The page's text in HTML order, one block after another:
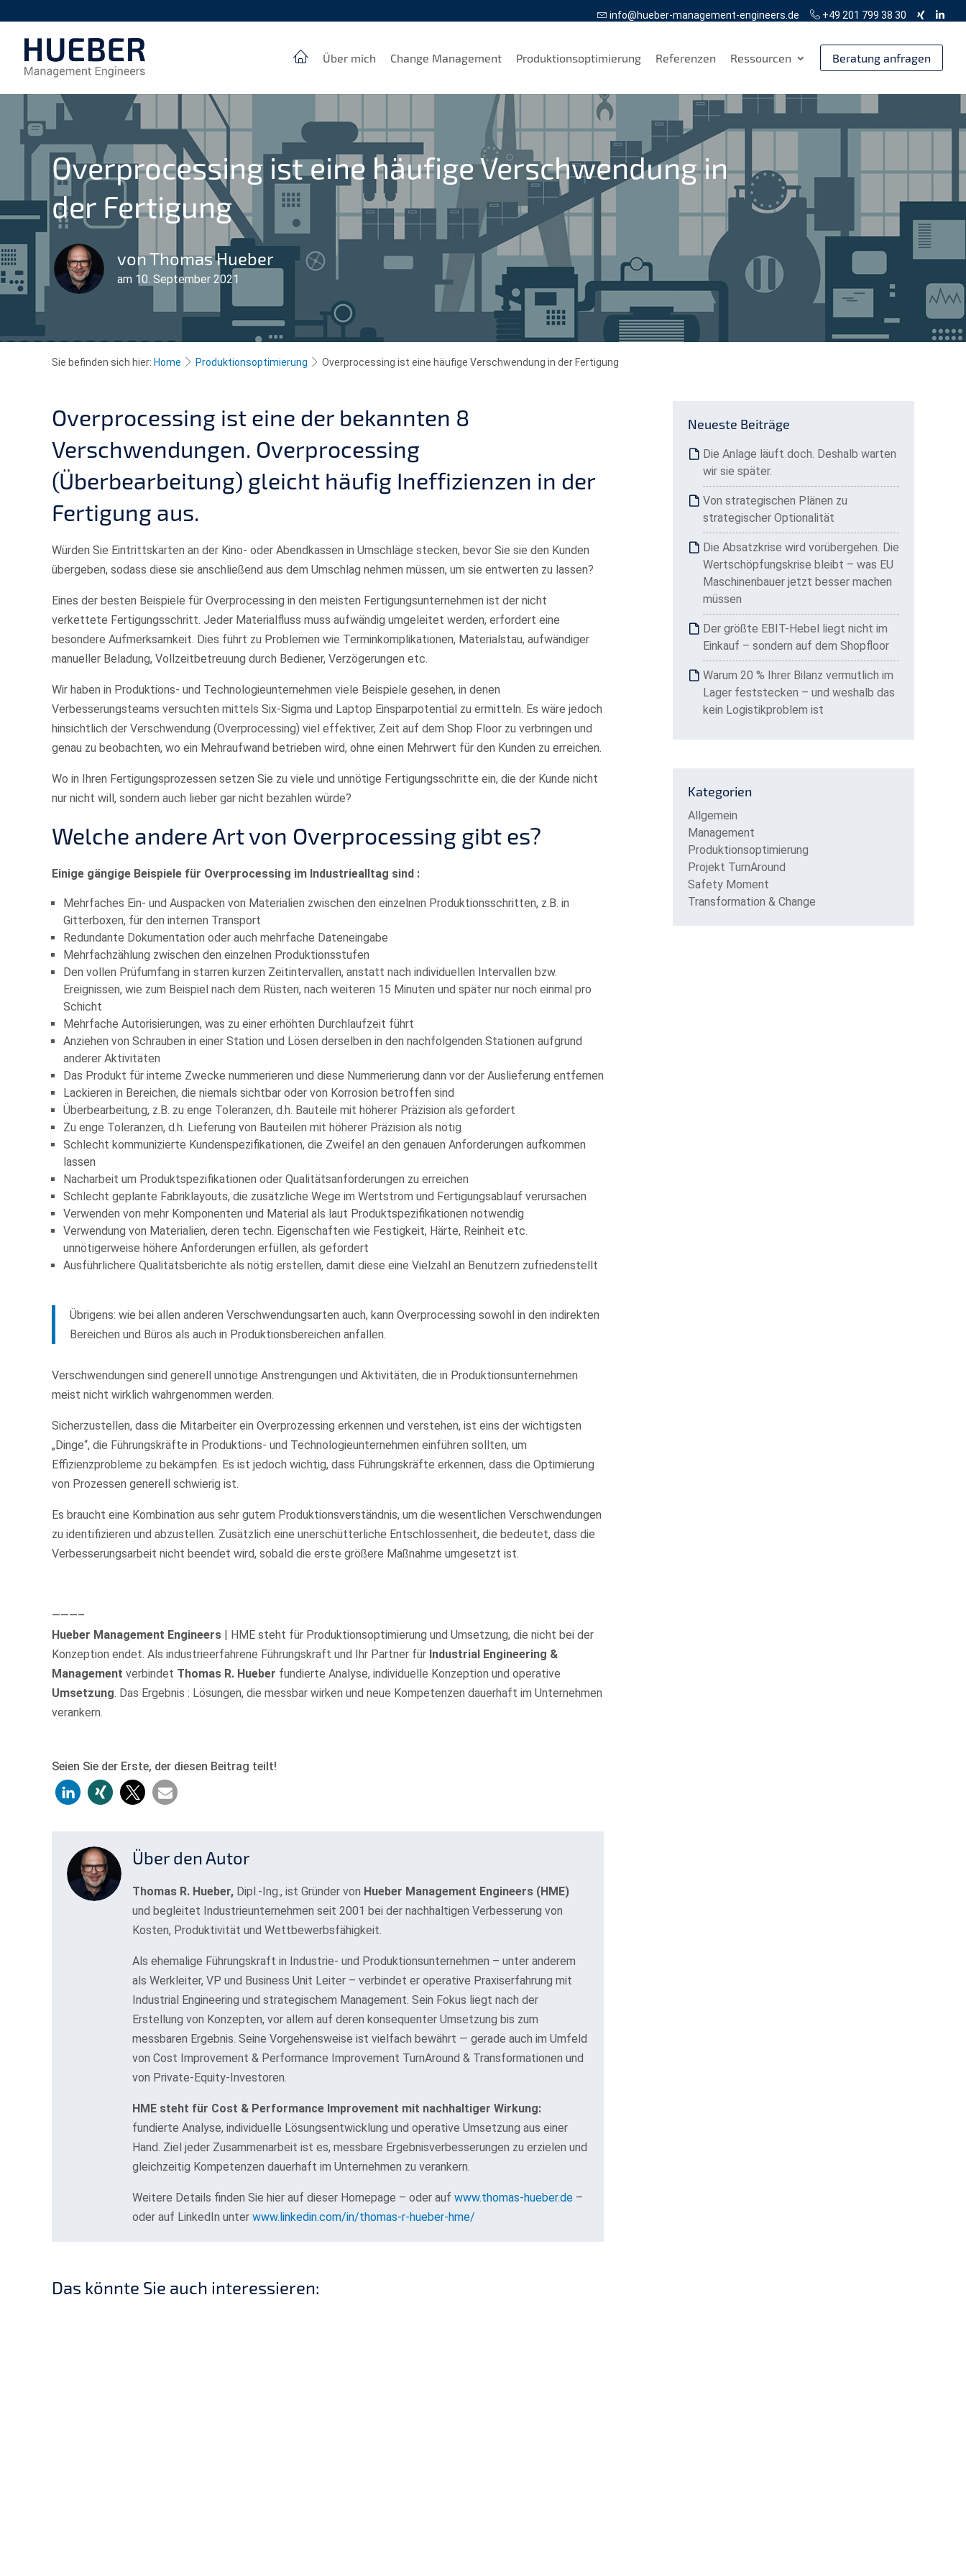
info@hueber-management-engineers.de +49 201 799 38 30
Über mich Change Management Produktionsoptimierung Referenzen Ressourcen Beratung anfragen
Overprocessing ist eine häufige Verschwendung in
der Fertigung
von Thomas Hueber
am 10. September 2021
Sie befinden sich hier: Home Produktionsoptimierung Overprocessing ist eine häufige Verschwendung in der Fertigung
Overprocessing ist eine der bekannten 8
Verschwendungen. Overprocessing
(Überbearbeitung) gleicht häufig Ineffizienzen in der
Fertigung aus.
Würden Sie Eintrittskarten an der Kino- oder Abendkassen in Umschläge stecken, bevor Sie sie den Kunden
übergeben, sodass diese sie anschließend aus dem Umschlag nehmen müssen, um sie entwerten zu lassen?
Eines der besten Beispiele für Overprocessing in den meisten Fertigungsunternehmen ist der nicht
verkettete Fertigungsschritt. Jeder Materialfluss muss aufwändig umgeleitet werden, erfordert eine
besondere Aufmerksamkeit. Dies führt zu Problemen wie Terminkomplikationen, Materialstau, aufwändiger
manueller Beladung, Vollzeitbetreuung durch Bediener, Verzögerungen etc.
Wir haben in Produktions- und Technologieunternehmen viele Beispiele gesehen, in denen
Verbesserungsteams versuchten mittels Six-Sigma und Laptop Einsparpotential zu ermitteln. Es wäre jedoch
hinsichtlich der Verschwendung (Overprocessing) viel effektiver, Zeit auf dem Shop Floor zu verbringen und
genau zu beobachten, wo ein Mehraufwand betrieben wird, ohne einen Mehrwert für den Kunden zu erreichen.
Wo in Ihren Fertigungsprozessen setzen Sie zu viele und unnötige Fertigungsschritte ein, die der Kunde nicht
nur nicht will, sondern auch lieber gar nicht bezahlen würde?
Welche andere Art von Overprocessing gibt es?
Einige gängige Beispiele für Overprocessing im Industriealltag sind :
Mehrfaches Ein- und Auspacken von Materialien zwischen den einzelnen Produktionsschritten, z.B. in
Gitterboxen, für den internen Transport
Redundante Dokumentation oder auch mehrfache Dateneingabe
Mehrfachzählung zwischen den einzelnen Produktionsstufen
Den vollen Prüfumfang in starren kurzen Zeitintervallen, anstatt nach individuellen Intervallen bzw.
Ereignissen, wie zum Beispiel nach dem Rüsten, nach weiteren 15 Minuten und später nur noch einmal pro
Schicht
Mehrfache Autorisierungen, was zu einer erhöhten Durchlaufzeit führt
Anziehen von Schrauben in einer Station und Lösen derselben in den nachfolgenden Stationen aufgrund
anderer Aktivitäten
Das Produkt für interne Zwecke nummerieren und diese Nummerierung dann vor der Auslieferung entfernen
Lackieren in Bereichen, die niemals sichtbar oder von Korrosion betroffen sind
Überbearbeitung, z.B. zu enge Toleranzen, d.h. Bauteile mit höherer Präzision als gefordert
Zu enge Toleranzen, d.h. Lieferung von Bauteilen mit höherer Präzision als nötig
Schlecht kommunizierte Kundenspezifikationen, die Zweifel an den genauen Anforderungen aufkommen
lassen
Nacharbeit um Produktspezifikationen oder Qualitätsanforderungen zu erreichen
Schlecht geplante Fabriklayouts, die zusätzliche Wege im Wertstrom und Fertigungsablauf verursachen
Verwenden von mehr Komponenten und Material als laut Produktspezifikationen notwendig
Verwendung von Materialien, deren techn. Eigenschaften wie Festigkeit, Härte, Reinheit etc.
unnötigerweise höhere Anforderungen erfüllen, als gefordert
Ausführlichere Qualitätsberichte als nötig erstellen, damit diese eine Vielzahl an Benutzern zufriedenstellt
Übrigens: wie bei allen anderen Verschwendungsarten auch, kann Overprocessing sowohl in den indirekten
Bereichen und Büros als auch in Produktionsbereichen anfallen.
Verschwendungen sind generell unnötige Anstrengungen und Aktivitäten, die in Produktionsunternehmen
meist nicht wirklich wahrgenommen werden.
Sicherzustellen, dass die Mitarbeiter ein Overprozessing erkennen und verstehen, ist eins der wichtigsten
„Dinge“, die Führungskräfte in Produktions- und Technologieunternehmen einführen sollten, um
Effizienzprobleme zu bekämpfen. Es ist jedoch wichtig, dass Führungskräfte erkennen, dass die Optimierung
von Prozessen generell schwierig ist.
Es braucht eine Kombination aus sehr gutem Produktionsverständnis, um die wesentlichen Verschwendungen
zu identifizieren und abzustellen. Zusätzlich eine unerschütterliche Entschlossenheit, die bedeutet, dass die
Verbesserungsarbeit nicht beendet wird, sobald die erste größere Maßnahme umgesetzt ist.
———–
Hueber Management Engineers | HME steht für Produktionsoptimierung und Umsetzung, die nicht bei der
Konzeption endet. Als industrieerfahrene Führungskraft und Ihr Partner für Industrial Engineering &
Management verbindet Thomas R. Hueber fundierte Analyse, individuelle Konzeption und operative
Umsetzung. Das Ergebnis : Lösungen, die messbar wirken und neue Kompetenzen dauerhaft im Unternehmen
verankern.
Seien Sie der Erste, der diesen Beitrag teilt!
Über den Autor
Thomas R. Hueber, Dipl.-Ing., ist Gründer von Hueber Management Engineers (HME)
und begleitet Industrieunternehmen seit 2001 bei der nachhaltigen Verbesserung von
Kosten, Produktivität und Wettbewerbsfähigkeit.
Als ehemalige Führungskraft in Industrie- und Produktionsunternehmen – unter anderem
als Werkleiter, VP und Business Unit Leiter – verbindet er operative Praxiserfahrung mit
Industrial Engineering und strategischem Management. Sein Fokus liegt nach der
Erstellung von Konzepten, vor allem auf deren konsequenter Umsetzung bis zum
messbaren Ergebnis. Seine Vorgehensweise ist vielfach bewährt — gerade auch im Umfeld
von Cost Improvement & Performance Improvement TurnAround & Transformationen und
von Private-Equity-Investoren.
HME steht für Cost & Performance Improvement mit nachhaltiger Wirkung:
fundierte Analyse, individuelle Lösungsentwicklung und operative Umsetzung aus einer
Hand. Ziel jeder Zusammenarbeit ist es, messbare Ergebnisverbesserungen zu erzielen und
gleichzeitig Kompetenzen dauerhaft im Unternehmen zu verankern.
Weitere Details finden Sie hier auf dieser Homepage – oder auf www.thomas-hueber.de –
oder auf LinkedIn unter www.linkedin.com/in/thomas-r-hueber-hme/
Neueste Beiträge
Die Anlage läuft doch. Deshalb warten
wir sie später.
Von strategischen Plänen zu
strategischer Optionalität
Die Absatzkrise wird vorübergehen. Die
Wertschöpfungskrise bleibt – was EU
Maschinenbauer jetzt besser machen
müssen
Der größte EBIT-Hebel liegt nicht im
Einkauf – sondern auf dem Shopfloor
Warum 20 % Ihrer Bilanz vermutlich im
Lager feststecken – und weshalb das
kein Logistikproblem ist
Kategorien
Allgemein
Management
Produktionsoptimierung
Projekt TurnAround
Safety Moment
Transformation & Change
Das könnte Sie auch interessieren: